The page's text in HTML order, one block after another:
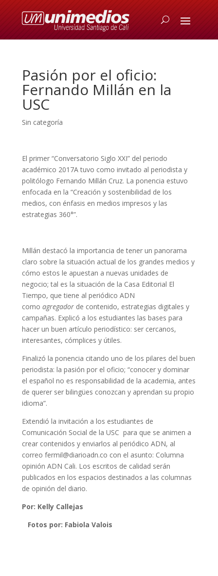
Pasión por el oficio:
Fernando Millán en la
USC
Sin categoría
El primer “Conversatorio Siglo XXI” del periodo
académico 2017A tuvo como invitado al periodista y
politólogo Fernando Millán Cruz. La ponencia estuvo
enfocada en la “Creación y sostenibilidad de los
medios, con énfasis en medios impresos y las
estrategias 360°”.
Millán destacó la importancia de tener un panorama
claro sobre la situación actual de los grandes medios y
cómo estos le apuestan a nuevas unidades de
negocio; tal es la situación de la Casa Editorial El
Tiempo, que tiene al periódico ADN
como agregadorde contenido, estrategias digitales y
campañas. Explicó a los estudiantes las bases para
hacer un buen artículo periodístico: ser cercanos,
interesantes, cómplices y útiles.
Finalizó la ponencia citando uno de los pilares del buen
periodista: la pasión por el oficio; “conocer y dominar
el español no es responsabilidad de la academia, antes
de querer ser bilingües conozcan y aprendan su propio
idioma”.
Extendió la invitación a los estudiantes de
Comunicación Social de la USC para que se animen a
crear contenidos y enviarlos al periódico ADN, al
correo fermil@diarioadn.co con el asunto: Columna
opinión ADN Cali. Los escritos de calidad serán
publicados en los espacios destinados a las columnas
de opinión del diario.
Por: Kelly Callejas
Fotos por: Fabiola Valois